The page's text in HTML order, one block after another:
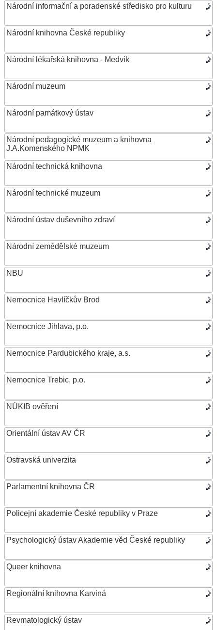
Národní informační a poradenské středisko pro kulturu
Národní knihovna České republiky
Národní lékařská knihovna - Medvik
Národní muzeum
Národní památkový ústav
Národní pedagogické muzeum a knihovna
J.A.Komenského NPMK
Národní technická knihovna
Národní technické muzeum
Národní ústav duševního zdraví
Národní zemědělské muzeum
NBU
Nemocnice Havlíčkův Brod
Nemocnice Jihlava, p.o.
Nemocnice Pardubického kraje, a.s.
Nemocnice Trebic, p.o.
NÚKIB ověření
Orientální ústav AV ČR
Ostravská univerzita
Parlamentní knihovna ČR
Policejní akademie České republiky v Praze
Psychologický ústav Akademie věd České republiky
Queer knihovna
Regionální knihovna Karviná
Revmatologický ústav